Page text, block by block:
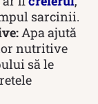
sarcinii.
Apa ajută
nutritive
să le